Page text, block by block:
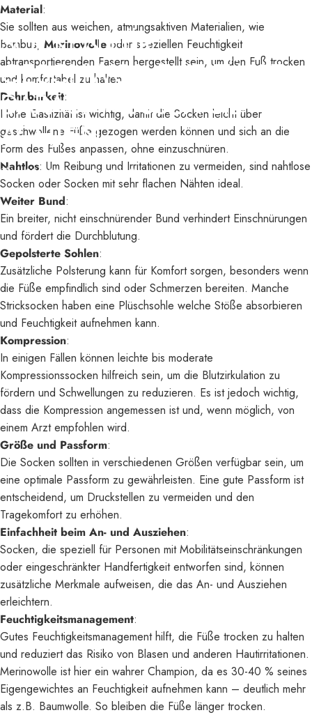
SOCKENFÜR
GESCHWOLLENE FÜSSE –
DARAUFMÜSSEN SIE
ACHTEN
Juli 08, 2025 vonDaniel Mittendorfer
Material:
Sie sollten aus weichen, atmungsaktiven Materialien, wie
Bambus, Merinowolle oder speziellen Feuchtigkeit
abtransportierenden Fasern hergestellt sein, um den Fuß trocken
und komfortabel zu halten.
Dehnbarkeit:
Hohe Elastizität ist wichtig, damit die Socken leicht über
geschwollene Füße gezogen werden können und sich an die
Form des Fußes anpassen, ohne einzuschnüren.
Nahtlos: Um Reibung und Irritationen zu vermeiden, sind nahtlose
Socken oder Socken mit sehr flachen Nähten ideal.
Weiter Bund:
Ein breiter, nicht einschnürender Bund verhindert Einschnürungen
und fördert die Durchblutung.
Gepolsterte Sohlen:
Zusätzliche Polsterung kann für Komfort sorgen, besonders wenn
die Füße empfindlich sind oder Schmerzen bereiten. Manche
Stricksocken haben eine Plüschsohle welche Stöße absorbieren
und Feuchtigkeit aufnehmen kann.
Kompression:
In einigen Fällen können leichte bis moderate
Kompressionssocken hilfreich sein, um die Blutzirkulation zu
fördern und Schwellungen zu reduzieren. Es ist jedoch wichtig,
dass die Kompression angemessen ist und, wenn möglich, von
einem Arzt empfohlen wird.
Größe und Passform:
Die Socken sollten in verschiedenen Größen verfügbar sein, um
eine optimale Passform zu gewährleisten. Eine gute Passform ist
entscheidend, um Druckstellen zu vermeiden und den
Tragekomfort zu erhöhen.
Einfachheit beim An- und Ausziehen:
Socken, die speziell für Personen mit Mobilitätseinschränkungen
oder eingeschränkter Handfertigkeit entworfen sind, können
zusätzliche Merkmale aufweisen, die das An- und Ausziehen
erleichtern.
Feuchtigkeitsmanagement:
Gutes Feuchtigkeitsmanagement hilft, die Füße trocken zu halten
und reduziert das Risiko von Blasen und anderen Hautirritationen.
Merinowolle ist hier ein wahrer Champion, da es 30-40 % seines
Eigengewichtes an Feuchtigkeit aufnehmen kann – deutlich mehr
als z.B. Baumwolle. So bleiben die Füße länger trocken.